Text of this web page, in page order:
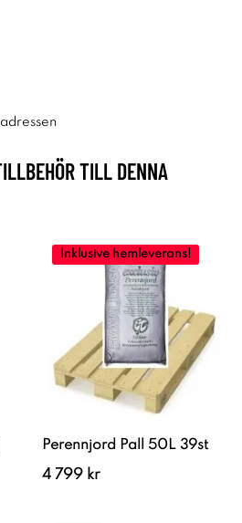
TILL DENNA
Inklusive hemleverans!
Perennjord Pall 50L 39st
4 799 kr